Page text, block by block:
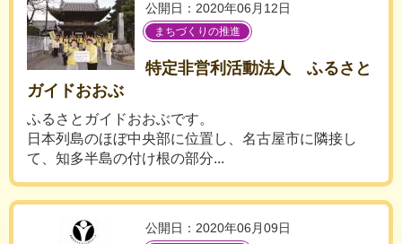
公開日：2020年06月12日
まちづくりの推進
特定非営利活動法人 ふるさと
ガイドおおぶ
ふるさとガイドおおぶです。
日本列島のほぼ中央部に位置し、名古屋市に隣接し
て、知多半島の付け根の部分...
公開日：2020年06月09日